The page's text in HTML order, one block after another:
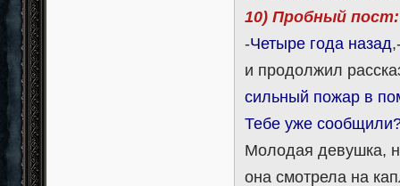
10) Пробный пост:
-Четыре года назад
и продолжил
сильный пожар в
Тебе уже
Молодая девушка,
она смотрела на